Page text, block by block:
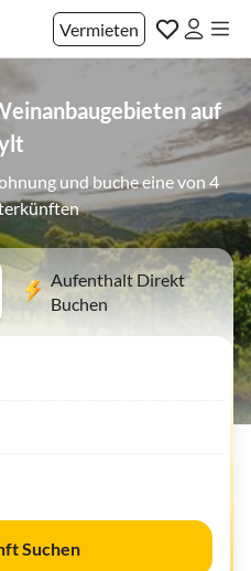
Vermieten
auf
und buche eine von 4
Aufenthalt Direkt
Buchen
Suchen